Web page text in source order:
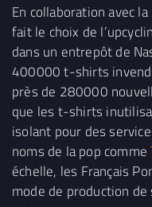
En collaboration avec
fait le choix de
dans un entrepôt de
400000 t-shirts
près de 280000
que les t-shirts
isolant pour des
noms de la pop comme
échelle, les Français
mode de production